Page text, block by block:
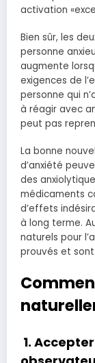
activation
Bien sûr, les
personne
augmente
exigences de
personne qui
à réagir avec
peut pas
La bonne
d’anxiété
des
médicaments
d’effets
à long terme.
naturels pour
prouvés et
1.